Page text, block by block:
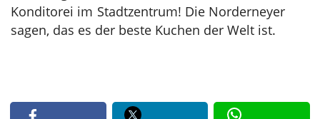
Konditorei im Stadtzentrum! Die Norderneyer
sagen, das es der beste Kuchen der Welt ist.